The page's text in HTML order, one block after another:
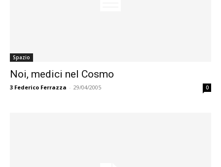
Spazio
Noi, medici nel Cosmo
3 Federico Ferrazza - 29/04/2005 0